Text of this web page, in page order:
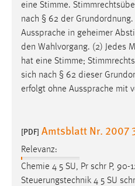
eine Stimme.
nach § 62 der
Aussprache in geheimer
den Wahlvorgang. (2) Jedes
hat eine Stimme;
sich nach § 62 dieser
erfolgt ohne Aussprache mit
[PDF] Amtsblatt Nr. 2007
Relevanz:
Chemie 4 5 SU, Pr schr P,
Steuerungstechnik 4 5 SU